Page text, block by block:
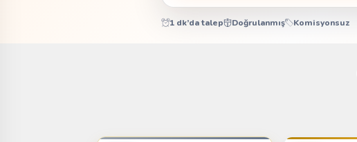
1 dk’da talep Doğrulanmış Komisyonsuz